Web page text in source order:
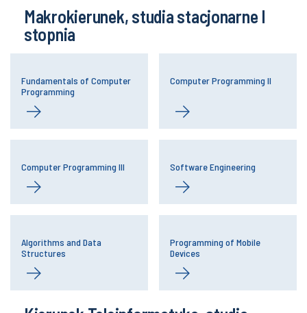
Makrokierunek, studia stacjonarne I
stopnia
Fundamentals of Computer
Programming
Computer Programming II
Computer Programming III Software Engineering
Algorithms and Data
Structures
Programming of Mobile
Devices